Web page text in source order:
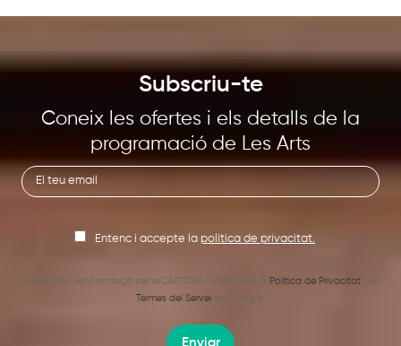
Subscriu-te
Coneix les ofertes i els detalls de la
programació de Les Arts
Entenc i accepte la política de privacitat.
Aquest lloc està protegit per reCAPTCHA i s’apliquen la Política de Privacitati els
Termes del Servei de Google.
Enviar